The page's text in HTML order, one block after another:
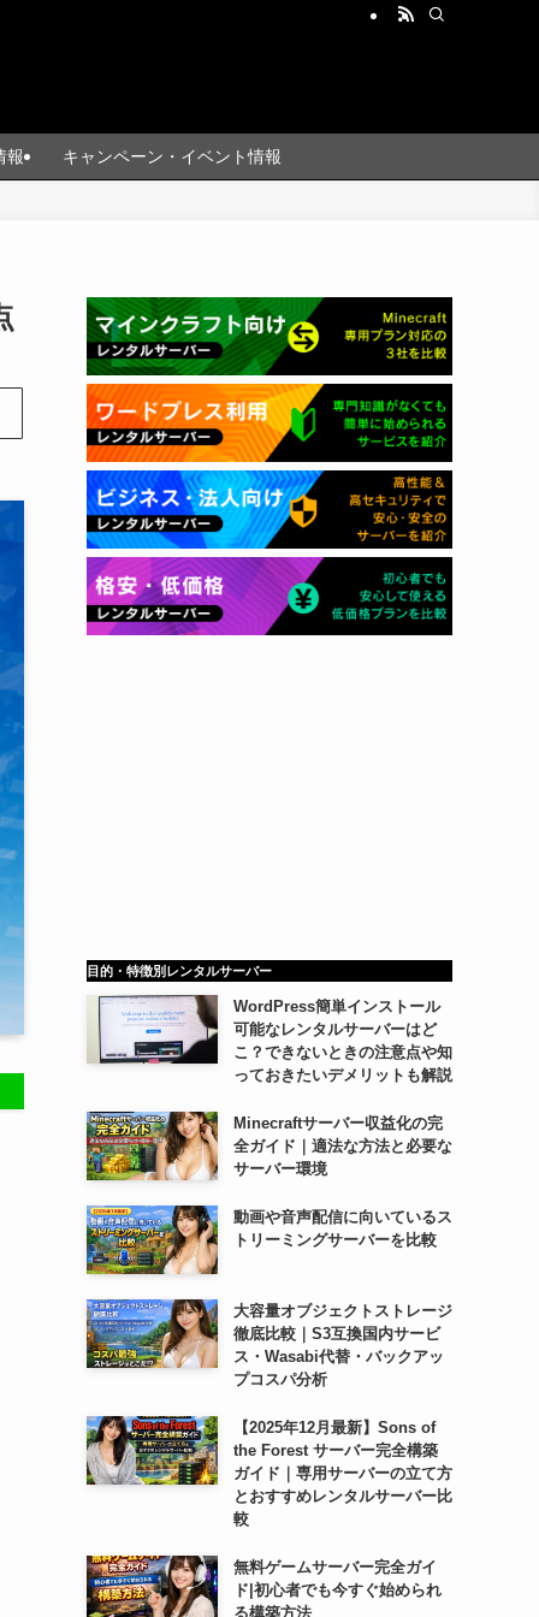
報 キャンペーン・イベント情報
目的・特徴別レンタルサーバー
WordPress簡単インストール
可能なレンタルサーバーはど
こ？できないときの注意点や知
っておきたいデメリットも解説
Minecraftサーバー収益化の完
全ガイド｜適法な方法と必要な
サーバー環境
動画や音声配信に向いているス
トリーミングサーバーを比較
大容量オブジェクトストレージ
徹底比較｜S3互換国内サービ
ス・Wasabi代替・バックアッ
プコスパ分析
【2025年12月最新】Sons of
the Forest サーバー完全構築
ガイド｜専用サーバーの立て方
とおすすめレンタルサーバー比
較
無料ゲームサーバー完全ガイ
ド|初心者でも今すぐ始められ
る構築方法